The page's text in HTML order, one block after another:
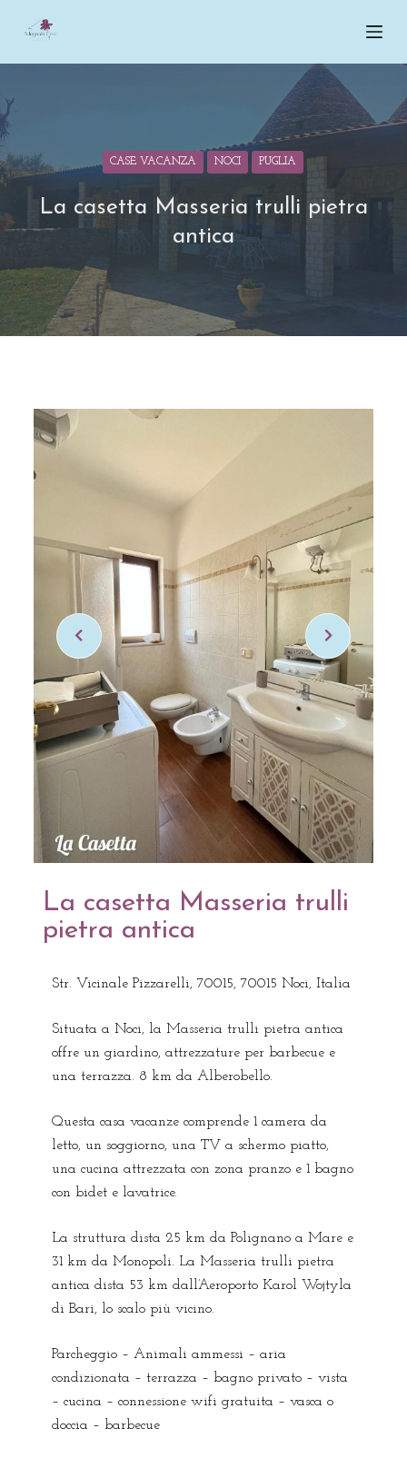
l
l
n
e
n
u
CASE VACANZA NOCI PUGLIA
La casetta Masseria trulli pietra
antica
La casetta Masseria trulli
pietra antica
Str. Vicinale Pizzarelli, 70015, 70015 Noci, Italia
Situata a Noci, la Masseria trulli pietra antica
offre un giardino, attrezzature per barbecue e
una terrazza. 8 km da Alberobello.
Questa casa vacanze comprende 1 camera da
letto, un soggiorno, una TV a schermo piatto,
una cucina attrezzata con zona pranzo e 1 bagno
con bidet e lavatrice.
La struttura dista 25 km da Polignano a Mare e
31 km da Monopoli. La Masseria trulli pietra
antica dista 53 km dall’Aeroporto Karol Wojtyla
di Bari, lo scalo più vicino.
Parcheggio – Animali ammessi – aria
condizionata – terrazza – bagno privato – vista
– cucina – connessione wifi gratuita – vasca o
doccia – barbecue